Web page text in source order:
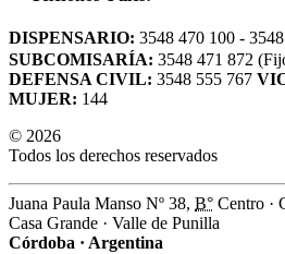
DISPENSARIO: 3548 470 100 -
SUBCOMISARÍA: 3548 471 872
DEFENSA CIVIL: 3548 555 767
MUJER: 144
© 2026
Todos los derechos reservados
Juana Paula Manso Nº 38, B° Centro ·
Casa Grande · Valle de Punilla
Córdoba · Argentina